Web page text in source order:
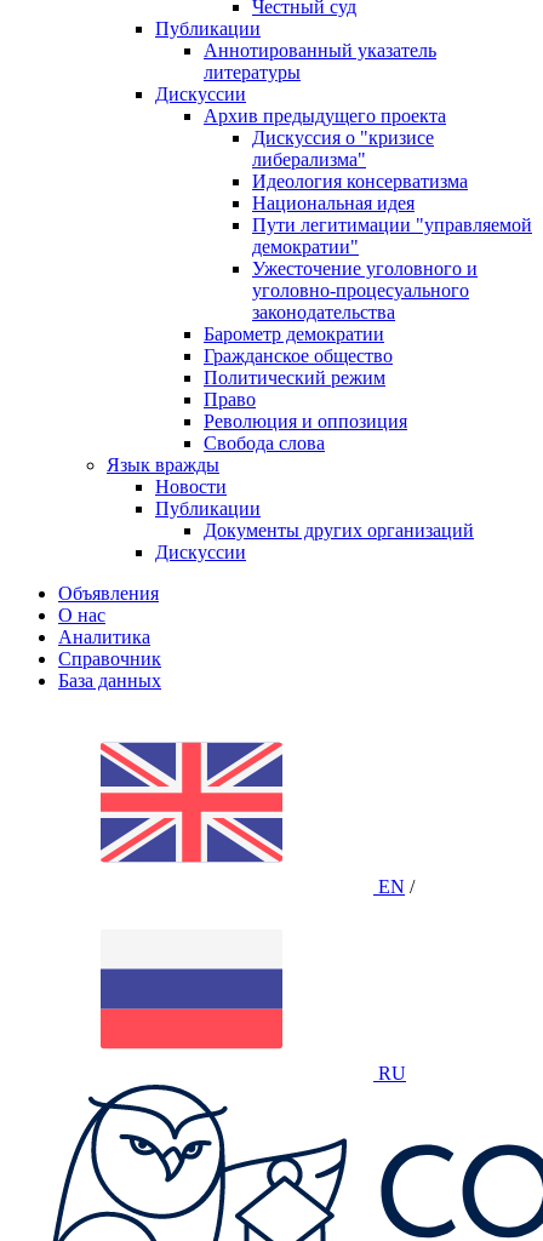
Честный суд
Публикации
Аннотированный указатель
литературы
Дискуссии
Архив предыдущего проекта
Дискуссия о "кризисе
либерализма"
Идеология консерватизма
Национальная идея
Пути легитимации "управляемой
демократии"
Ужесточение уголовного и
уголовно-процесуального
законодательства
Барометр демократии
Гражданское общество
Политический режим
Право
Революция и оппозиция
Свобода слова
Язык вражды
Новости
Публикации
Документы других организаций
Дискуссии
Объявления
О нас
Аналитика
Справочник
База данных
EN /
RU